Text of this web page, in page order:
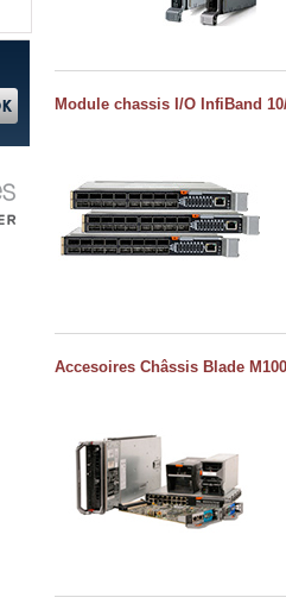
Module chassis I/O InfiBand
Accesoires Châssis Blade